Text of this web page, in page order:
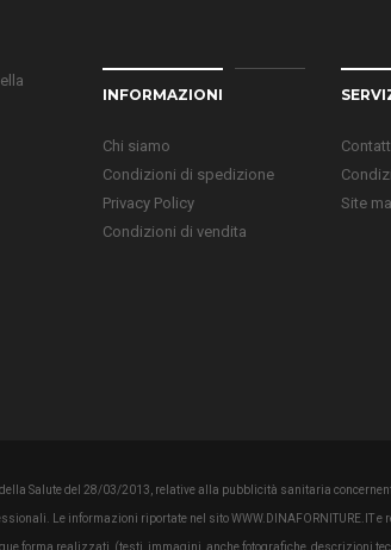
INFORMAZIONI
Chi siamo
Condizioni di spedizione
Privacy Policy
Condizioni di vendita
Site
Salute del 28/03/2013, relative alla pubblicità sanitaria
Le informazioni riportate nel sito
forma realizzati, (testi, immagini, anche fotografiche, descrizioni